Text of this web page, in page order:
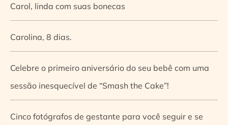
Carol, linda com suas bonecas
Carolina, 8 dias.
Celebre o primeiro aniversário do seu bebê com uma
sessão inesquecível de “Smash the Cake”!
Cinco fotógrafos de gestante para você seguir e se